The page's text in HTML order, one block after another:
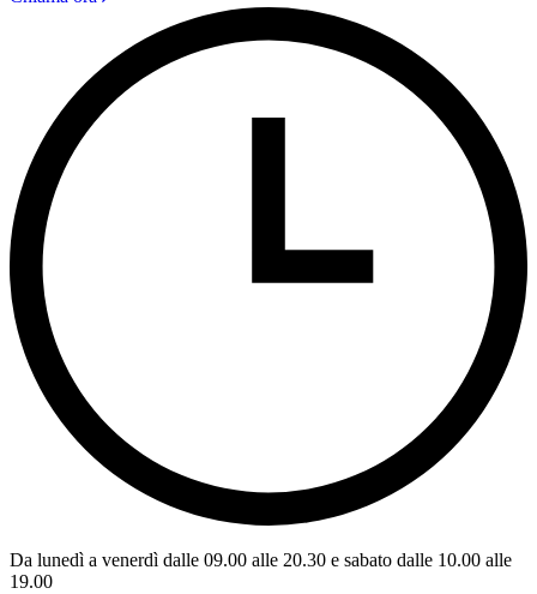
Da lunedì a venerdì dalle 09.00 alle 20.30 e sabato dalle 10.00 alle
19.00